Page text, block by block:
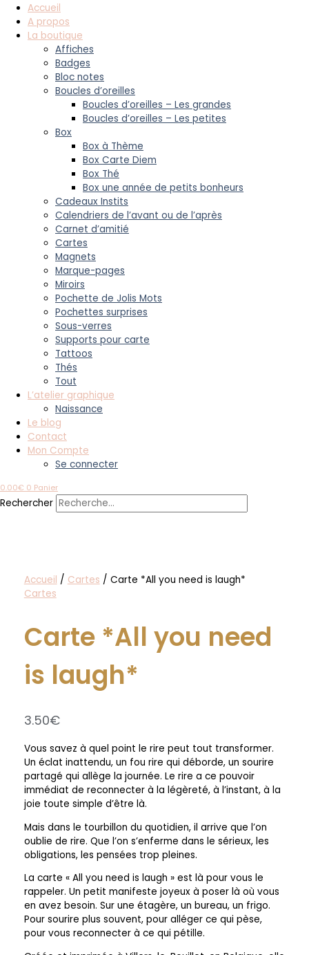
Accueil
A propos
La boutique
Affiches
Badges
Bloc notes
Boucles d’oreilles
Boucles d’oreilles – Les grandes
Boucles d’oreilles – Les petites
Box
Box à Thème
Box Carte Diem
Box Thé
Box une année de petits bonheurs
Cadeaux Instits
Calendriers de l’avant ou de l’après
Carnet d’amitié
Cartes
Magnets
Marque-pages
Miroirs
Pochette de Jolis Mots
Pochettes surprises
Sous-verres
Supports pour carte
Tattoos
Thés
Tout
L’atelier graphique
Naissance
Le blog
Contact
Mon Compte
Se connecter
0.00€ 0 Panier
Rechercher
Accueil / Cartes / Carte *All you need is laugh*
Cartes
Carte *All you need
is laugh*
3.50€
Vous savez à quel point le rire peut tout transformer.
Un éclat inattendu, un fou rire qui déborde, un sourire
partagé qui allège la journée. Le rire a ce pouvoir
immédiat de reconnecter à la légèreté, à l’instant, à la
joie toute simple d’être là.
Mais dans le tourbillon du quotidien, il arrive que l’on
oublie de rire. Que l’on s’enferme dans le sérieux, les
obligations, les pensées trop pleines.
La carte « All you need is laugh » est là pour vous le
rappeler. Un petit manifeste joyeux à poser là où vous
en avez besoin. Sur une étagère, un bureau, un frigo.
Pour sourire plus souvent, pour alléger ce qui pèse,
pour vous reconnecter à ce qui pétille.